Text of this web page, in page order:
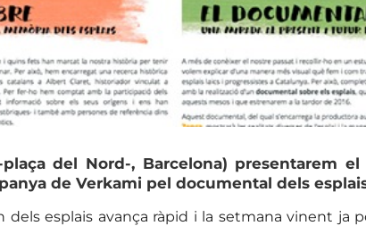
del Nord-, Barcelona) presentarem
de Verkami pel documental dels
dels esplais avança ràpid i la setmana vinent